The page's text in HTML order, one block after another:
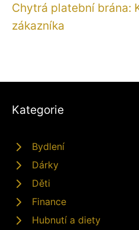
Chytrá platební brána:
zákazníka
Kategorie
Bydlení
Dárky
Děti
Finance
Hubnutí a diety